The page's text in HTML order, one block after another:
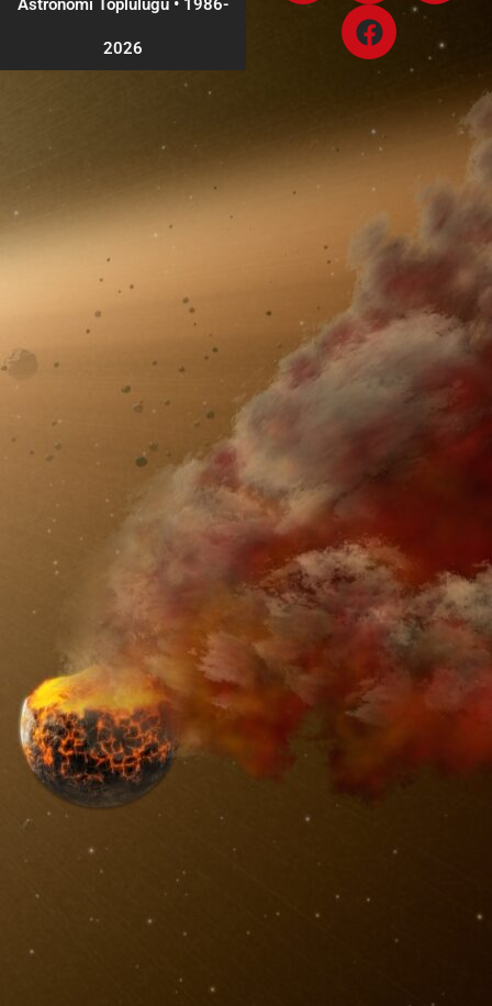
Astronomi Topluluğu •1986-
2026